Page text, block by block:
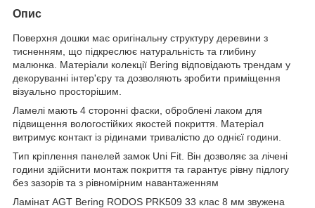
Опис
Поверхня дошки має оригінальну структуру деревини з
тисненням, що підкреслює натуральність та глибину
малюнка. Матеріали колекції Bering відповідають трендам у
декоруванні інтер'єру та дозволяють зробити приміщення
візуально просторішим.
Ламелі мають 4 сторонні фаски, оброблені лаком для
підвищення вологостійких якостей покриття. Матеріал
витримує контакт із рідинами тривалістю до однієї години.
Тип кріплення панелей замок Uni Fit. Він дозволяє за лічені
години здійснити монтаж покриття та гарантує рівну підлогу
без зазорів та з рівномірним навантаженням
Ламінат AGT Bering RODOS PRK509 33 клас 8 мм звужена